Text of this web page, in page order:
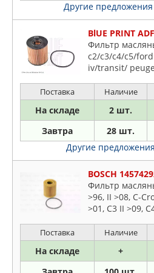
Другие предложения
BlUE PRINT
Фильтр
c2/c3/c4/c5/
iv/transit/
Поставка Наличие
На складе 2 шт.
Завтра 28 шт.
Другие
BOSCH
Фильтр
>96, II >08, C-
>01, C3 II >09,
05, Fiat Ducato
Max >07, Focus
Kuga >08,
Поставка Наличие
На складе +